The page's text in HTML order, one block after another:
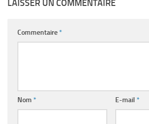
LAISSER UN COMMENTAIRE
Commentaire*
Nom * E-mail *